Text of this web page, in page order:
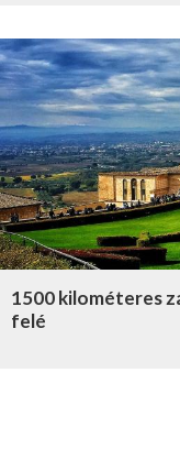
1500 kilométeres
felé